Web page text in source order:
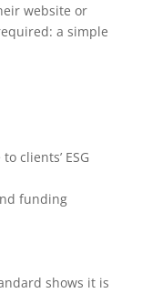
website or
a simple
clients’ ESG
funding
shows it is